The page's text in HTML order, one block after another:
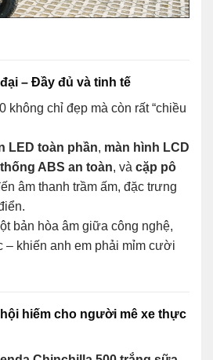
– Đầy đủ và tinh tế
không chỉ đẹp mà còn rất “chiều
LED toàn phần, màn hình LCD
thống ABS an toàn, và cặp pô
âm thanh trầm ấm, đặc trưng
bản hòa âm giữa công nghệ,
– khiến anh em phải mỉm cười
hiếm cho người mê xe thực